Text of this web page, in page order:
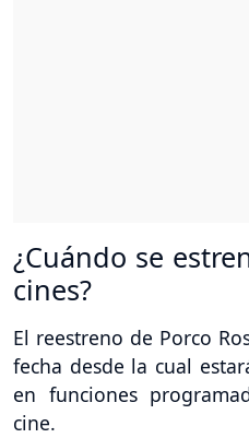
¿Cuándo se
cines?
El reestreno de Porco
fecha desde la cual
en funciones
cine.